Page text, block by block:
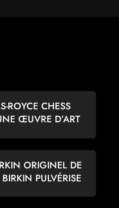
ROYCE CHESS
ŒUVRE D’ART
ORIGINEL DE
PULVÉRISE